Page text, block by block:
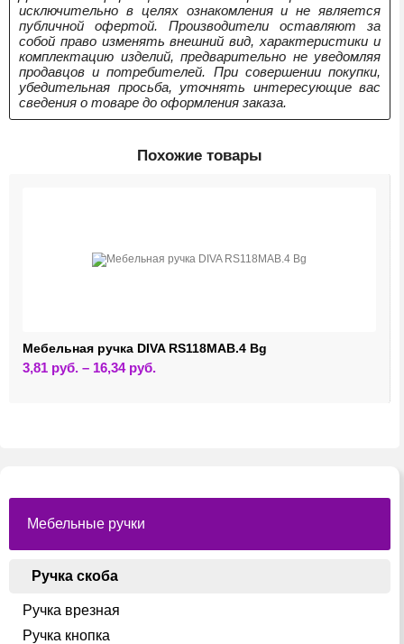
исключительно в целях ознакомления и не является
публичной офертой. Производители оставляют за
собой право изменять внешний вид, характеристики и
комплектацию изделий, предварительно не уведомляя
продавцов и потребителей. При совершении покупки,
убедительная просьба, уточнять интересующие вас
сведения о товаре до оформления заказа.
Похожие товары
Мебельная ручка DIVA RS118MAB.4 Bg
3,81 руб. – 16,34 руб.
Мебельные ручки
Ручка скоба
Ручка врезная
Ручка кнопка